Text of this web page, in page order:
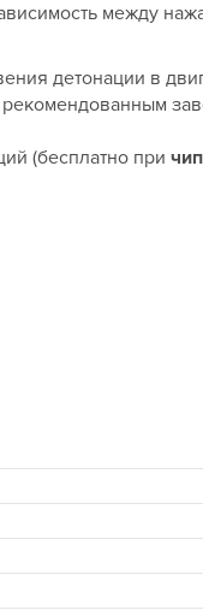
между
детонации в
(бесплатно при